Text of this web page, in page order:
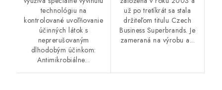
technológiu na
kontrolované uvoľňovanie
účinných látok s
neprerušovaným
dlhodobým účinkom:
Antimikrobiálne...
už po tretíkrát sa stala
držiteľom titulu Czech
Business Superbrands. Je
zameraná na výrobu a...